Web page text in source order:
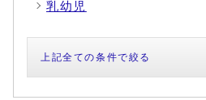
乳幼児
上記全ての条件で絞る